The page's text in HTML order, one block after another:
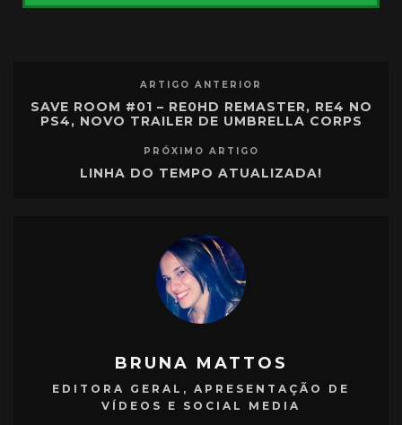
ARTIGO ANTERIOR
SAVE ROOM #01 – RE0HD REMASTER, RE4 NO
PS4, NOVO TRAILER DE UMBRELLA CORPS
PRÓXIMO ARTIGO
LINHA DO TEMPO ATUALIZADA!
BRUNA MATTOS
EDITORA GERAL, APRESENTAÇÃO DE
VÍDEOS E SOCIAL MEDIA